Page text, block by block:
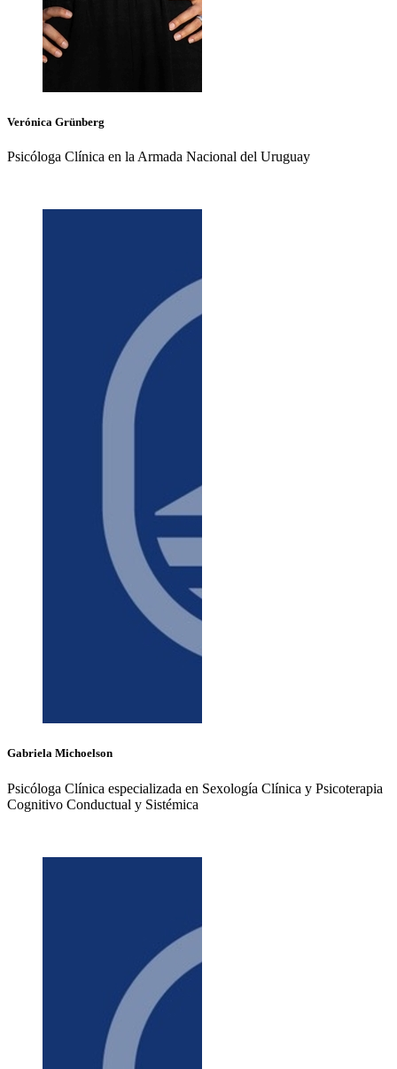
Verónica Grünberg
Psicóloga Clínica en la Armada Nacional del Uruguay
Gabriela Michoelson
Psicóloga Clínica especializada en Sexología Clínica y Psicoterapia
Cognitivo Conductual y Sistémica